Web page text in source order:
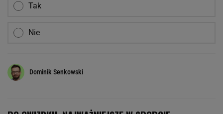
Tak
Nie
Dominik Senkowski